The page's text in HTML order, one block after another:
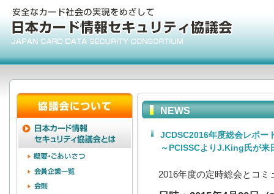
NEWS
JCDSC2016年度総会レポー
～PCISSCよりJ.King氏が来
2016年度の定時総会とコ